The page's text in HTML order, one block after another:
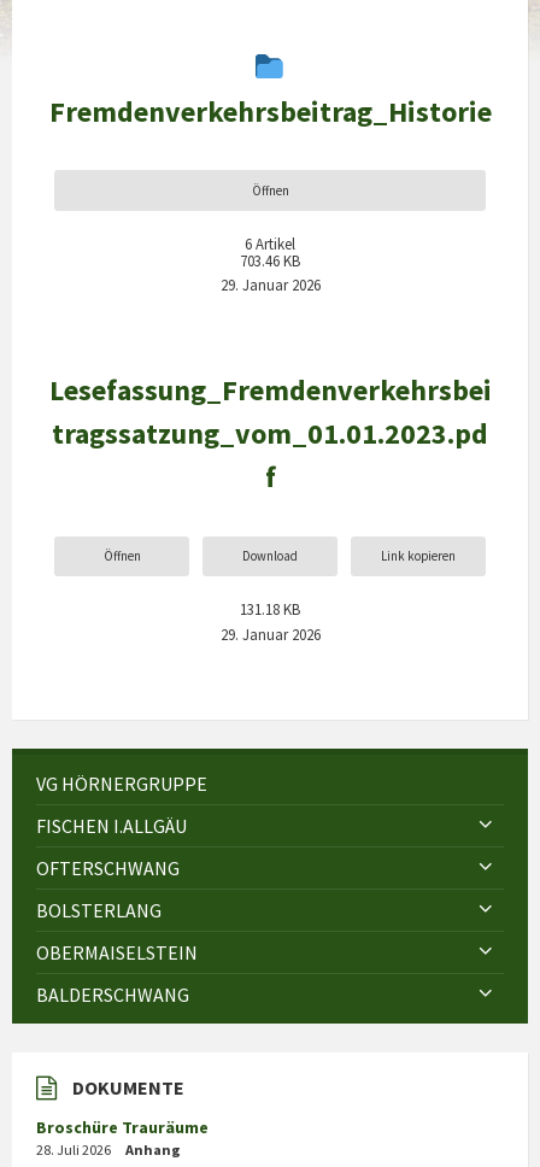
Fremdenverkehrsbeitrag_Historie
Öffnen
6Artikel
703.46 KB
29. Januar 2026
Lesefassung_Fremdenverkehrsbei
tragssatzung_vom_01.01.2023.pd
f
Öffnen Download Link kopieren
131.18 KB
29. Januar 2026
VG HÖRNERGRUPPE
FISCHEN I.ALLGÄU
OFTERSCHWANG
BOLSTERLANG
OBERMAISELSTEIN
BALDERSCHWANG
DOKUMENTE
Broschüre Trauräume
28. Juli 2026 Anhang